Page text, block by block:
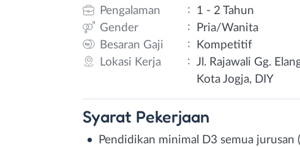
Pengalaman
:
1 - 2 Tahun
Gender
:
Pria/Wanita
Besaran Gaji
:
Kompetitif
Lokasi Kerja
: Jl. Rajawali Gg.
Kota Jogja, DIY
Syarat Pekerjaan
Pendidikan minimal D3 semua